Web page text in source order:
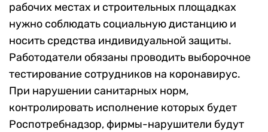
рабочих местах и строительных площадках
нужно соблюдать социальную дистанцию и
носить средства индивидуальной защиты.
Работодатели обязаны проводить выборочное
тестирование сотрудников на коронавирус.
При нарушении санитарных норм,
контролировать исполнение которых будет
Роспотребнадзор, фирмы-нарушители будут